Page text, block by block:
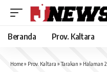
Beranda Prov. Kaltara
Home» Prov. Kaltara »Tarakan » Halaman 2